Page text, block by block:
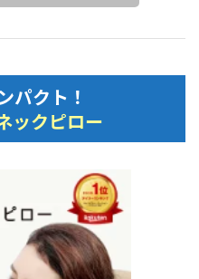
パクト！
ックピロー